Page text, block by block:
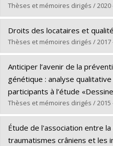
Lien vers le document dans
Thèses et mémoires dirigés / 2020
Graduate :Houde, Roxanne
Cycle : Master's
Grade :M. Sc.
Lien vers le document dans
Droits des locataires et
Thèses et mémoires dirigés / 2017
Graduate :Habel, Catherine
Cycle :Master's
Grade :M. Sc.
Lien vers le document dans
Anticiper l’avenir de la
génétique : analyse
participants à l’étude
Thèses et mémoires dirigés / 2015
Graduate :Cheriet, Imane
Cycle :Master's
Étude de l'association entre
traumatismes crâniens et les